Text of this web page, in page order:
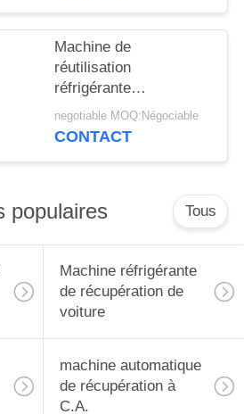
Machine de
réutilisation
réfrigérante
automatique de
machine réfrigérante
negotiable MOQ:Négociable
CONTACT
populaires Tous
Machine réfrigérante
de récupération de
voiture
machine automatique
de récupération à
C.A.